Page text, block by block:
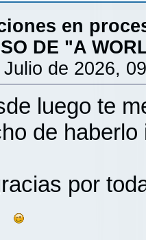
en
DE "A
Julio de 2026,
luego te
de
por